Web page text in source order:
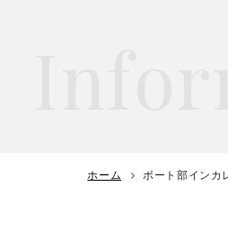
ホーム ボート部インカ